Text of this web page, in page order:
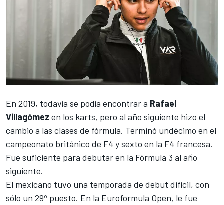
En 2019, todavía se podía encontrar a Rafael
Villagómez en los karts, pero al año siguiente hizo el
cambio a las clases de fórmula. Terminó undécimo en el
campeonato británico de F4 y sexto en la F4 francesa.
Fue suficiente para debutar en la Fórmula 3 al año
siguiente.
El mexicano tuvo una temporada de debut difícil, con
sólo un 29º puesto. En la Euroformula Open, le fue